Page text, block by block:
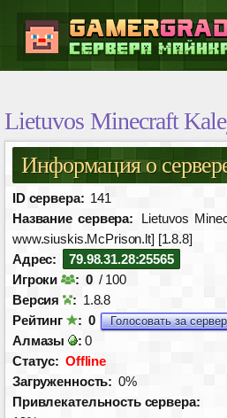
Lietuvos Minecraft
Информация о
ID сервера: 141
Название сервера:
Lietuvos
www.siuskis.McPrison.lt] [1.8.8]
Адрес:
79.98.31.28:25565
Игроки
: 0 / 100
Версия
: 1.8.8
Рейтинг
: 0 Голосовать за
Алмазы : 0
Статус: Offline
Загруженность: 0%
Привлекательность сервера: